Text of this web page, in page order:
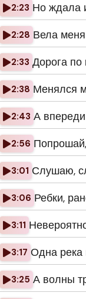
2:23 Но ждала
2:28 Вела
2:33 Дорога по
2:38 Менялся
2:43 А
2:56
3:01 Слушаю,
3:06 Ребки,
3:11
3:17 Одна река
3:25 А волны